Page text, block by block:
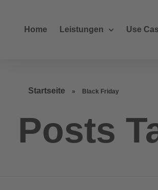
Home Leistungen Use
Startseite » Black Friday
Posts